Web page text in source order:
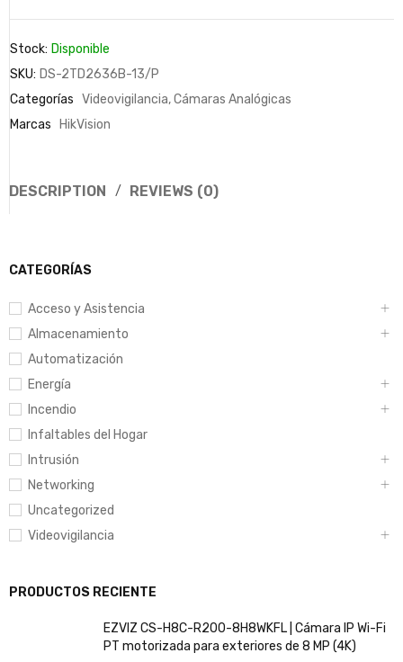
CATEGORÍAS
Acceso y Asistencia
Almacenamiento
Automatización
Energía
Incendio
Infaltables del Hogar
Intrusión
Networking
Uncategorized
Videovigilancia
PRODUCTOS RECIENTE
EZVIZ CS-H8C-R200-8H8WKFL | Cámara IP Wi-Fi
PT motorizada para exteriores de 8 MP (4K)
Stock: Disponible
SKU: DS-2TD2636B-13/P
Categorías Videovigilancia,Cámaras Analógicas
Marcas
HikVision
DESCRIPTION REVIEWS (0)